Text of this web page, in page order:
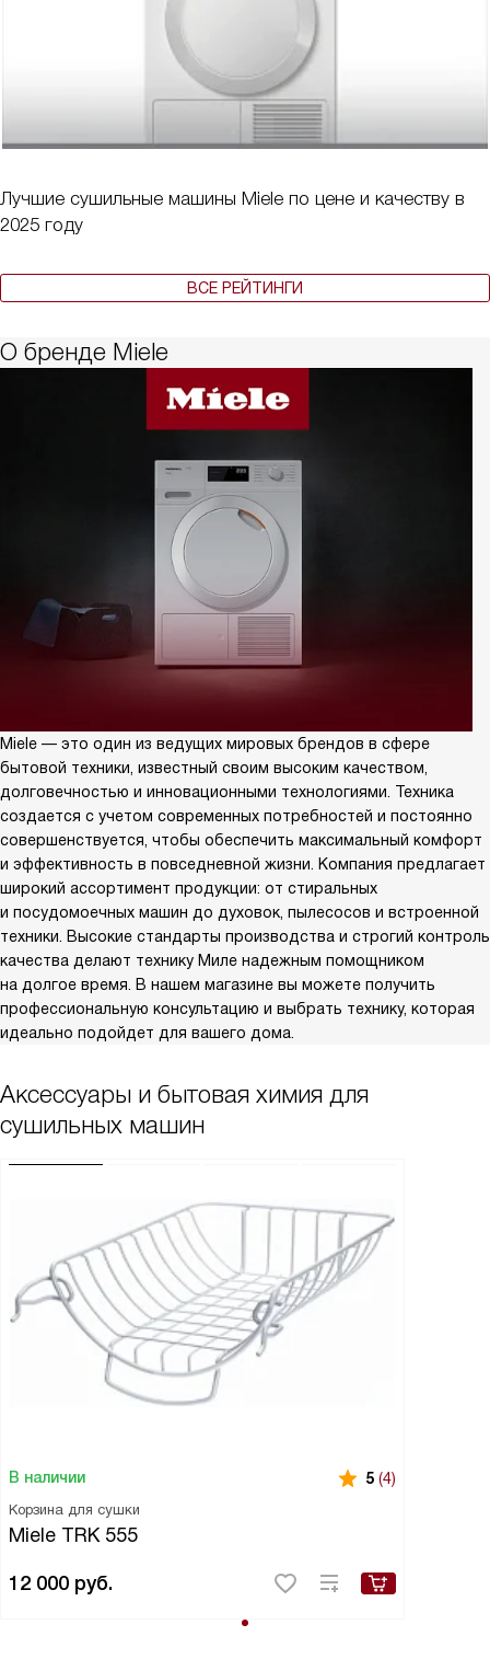
Лучшие сушильные машины Miele по цене и качеству в
2025 году
ВСЕ РЕЙТИНГИ
О бренде Miele
Miele — это один из ведущих мировых брендов в сфере
бытовой техники, известный своим высоким качеством,
долговечностью и инновационными технологиями. Техника
создается с учетом современных потребностей и постоянно
совершенствуется, чтобы обеспечить максимальный комфорт
и эффективность в повседневной жизни. Компания предлагает
широкий ассортимент продукции: от стиральных
и посудомоечных машин до духовок, пылесосов и встроенной
техники. Высокие стандарты производства и строгий контроль
качества делают технику Миле надежным помощником
на долгое время. В нашем магазине вы можете получить
профессиональную консультацию и выбрать технику, которая
идеально подойдет для вашего дома.
Аксессуары и бытовая химия для
сушильных машин
В наличии 5 (4)
Корзина для сушки
Miele TRK 555
12 000 руб.